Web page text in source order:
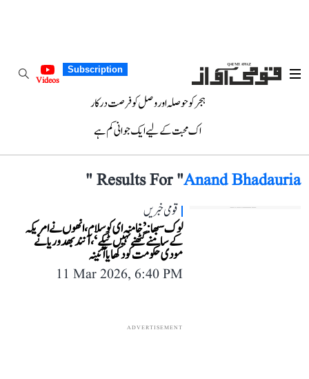
Subscription
Videos
ہجر کو حوصلہ اور وصل کو فرصت درکار
اک محبت کے لیے ایک جوانی کم ہے
Results For "Anand Bhadauria
"
قومی خبریں
لوک سبھا: ’خامنہ ای کو سلام، انھوں نے امریکہ
کے سامنے گھٹنے نہیں ٹیکے‘، آنند بھدوریا نے
مودی حکومت کو دکھایا آئینہ
11 Mar 2026, 6:40 PM
ADVERTISEMENT